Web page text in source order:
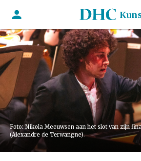
Foto: Nikola Meeuwsen aan het slot van zijn
(Alexandre de Terwangne).